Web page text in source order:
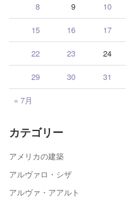
« 7月
8 9 10
15 16 17
22 23 24
29 30 31
カテゴリー
アメリカの建築
アルヴァロ・シザ
アルヴァ・アアルト